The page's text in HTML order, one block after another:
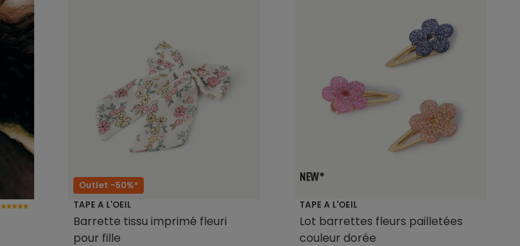
Outlet -50%*
TAPE A L'OEIL
Barrette tissu imprimé fleuri
pour fille
TAPE A L'OEIL
Lot barrettes fleurs pailletées
couleur dorée